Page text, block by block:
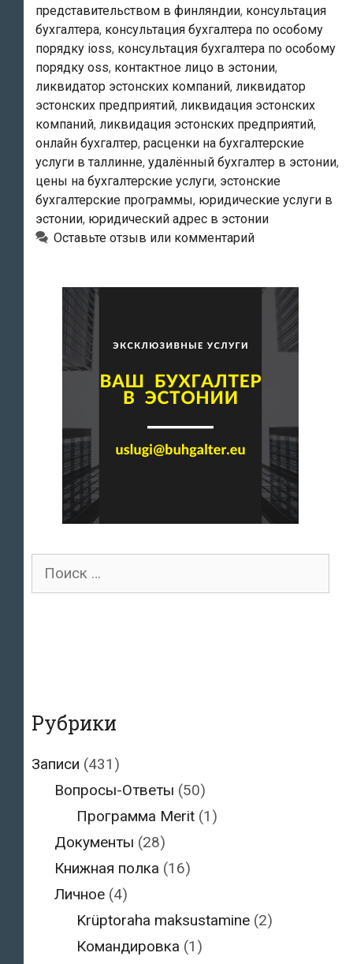
представительством в финляндии, консультация
бухгалтера, консультация бухгалтера по особому
порядку ioss, консультация бухгалтера по особому
порядку oss, контактное лицо в эстонии,
ликвидатор эстонских компаний, ликвидатор
эстонских предприятий, ликвидация эстонских
компаний, ликвидация эстонских предприятий,
онлайн бухгалтер, расценки на бухгалтерские
услуги в таллинне, удалённый бухгалтер в эстонии,
цены на бухгалтерские услуги, эстонские
бухгалтерские программы, юридические услуги в
эстонии, юридический адрес в эстонии
Оставьте отзыв или комментарий
Поиск
Рубрики
Записи (431)
Вопросы-Ответы (50)
Программа Merit (1)
Документы (28)
Книжная полка (16)
Личное(4)
Krüptoraha maksustamine (2)
Командировка (1)